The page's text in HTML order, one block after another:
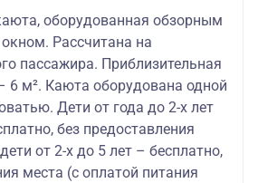
оборудованная обзорным
Рассчитана на
пассажира. Приблизительная
м². Каюта оборудована одной
Дети от года до 2-х лет
без предоставления
от 2-х до 5 лет – бесплатно,
места (с оплатой питания